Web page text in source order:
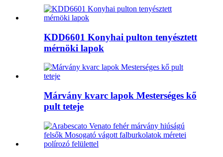
KDD6601 Konyhai pulton tenyésztett
mérnöki lapok
Márvány kvarc lapok Mesterséges kő
pult teteje